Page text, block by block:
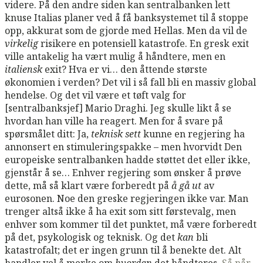
videre. På den andre siden kan sentralbanken lett
knuse Italias planer ved å få banksystemet til å stoppe
opp, akkurat som de gjorde med Hellas. Men da vil de
virkeligrisikere en potensiell katastrofe. En gresk exit
ville antakelig ha vært mulig å håndtere, men en
italienskexit? Hva er vi… den åttende største
økonomien i verden? Det vil i så fall bli en massiv global
hendelse. Og det vil være et tøft valg for
[sentralbanksjef] Mario Draghi. Jeg skulle likt å se
hvordan han ville ha reagert. Men for å svare på
spørsmålet ditt: Ja, teknisk settkunne en regjering ha
annonsert en stimuleringspakke – men hvorvidt Den
europeiske sentralbanken hadde støttet det eller ikke,
gjenstår å se… Enhver regjering som ønsker å prøve
dette, må så klart være forberedt på å gå ut av
eurosonen. Noe den greske regjeringen ikke var. Man
trenger altså ikke å ha exit som sitt førstevalg, men
enhver som kommer til det punktet, må være forberedt
på det, psykologisk og teknisk. Og detkan bli
katastrofalt; det er ingen grunn til å benekte det. Alt